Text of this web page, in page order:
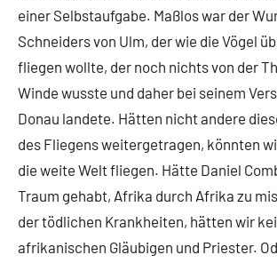
einer Selbstaufgabe. Maßlos war der
Schneiders von Ulm, der wie die Vögel
fliegen wollte, der noch nichts von der
Winde wusste und daher bei seinem
Donau landete. Hätten nicht andere
des Fliegens weitergetragen, könnten
die weite Welt fliegen. Hätte Daniel
Traum gehabt, Afrika durch Afrika zu
der tödlichen Krankheiten, hätten wir
afrikanischen Gläubigen und Priester.